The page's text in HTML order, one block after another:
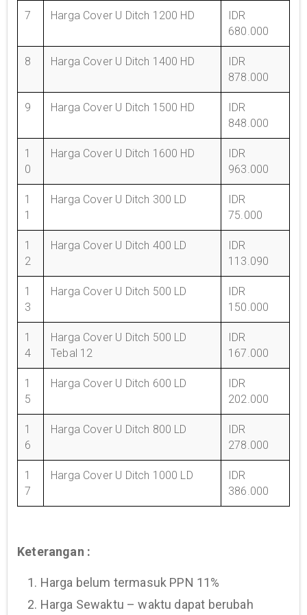
7 Harga Cover U Ditch 1200 HD
IDR
680.000
8 Harga Cover U Ditch 1400 HD
IDR
878.000
9 Harga Cover U Ditch 1500 HD
IDR
848.000
1
0
Harga Cover U Ditch 1600 HD
IDR
963.000
1
1
Harga Cover U Ditch 300 LD
IDR
75.000
1
2
Harga Cover U Ditch 400 LD
IDR
113.090
1
3
Harga Cover U Ditch 500 LD
IDR
150.000
1
4
Harga Cover U Ditch 500 LD
Tebal 12
IDR
167.000
1
5
Harga Cover U Ditch 600 LD
IDR
202.000
1
6
Harga Cover U Ditch 800 LD
IDR
278.000
1
7
Harga Cover U Ditch 1000 LD
IDR
386.000
Keterangan :
1. Harga belum termasuk PPN 11%
2. Harga Sewaktu – waktu dapat berubah